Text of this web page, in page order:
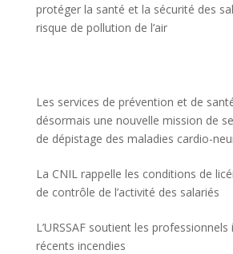
protéger la santé et la sécurité des
risque de pollution de l’air
Les services de prévention et de
désormais une nouvelle mission de
de dépistage des maladies cardio-
La CNIL rappelle les conditions de
de contrôle de l’activité des salariés
L’URSSAF soutient les
récents incendies